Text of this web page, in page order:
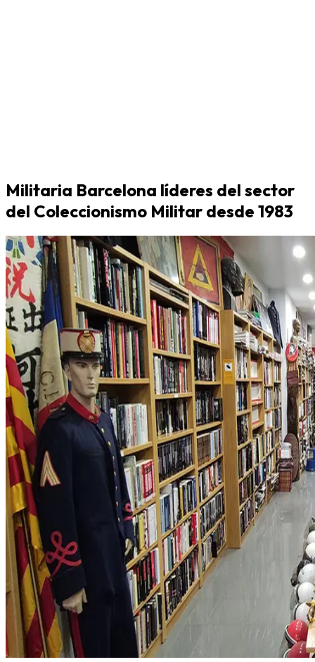
Militaria Barcelona líderes del sector
del Coleccionismo Militar desde 1983